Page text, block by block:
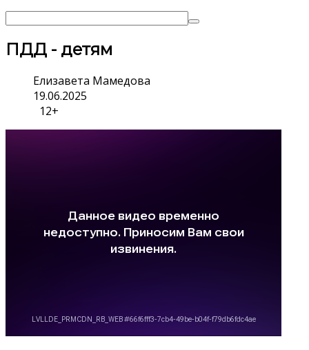
ПДД - детям
Елизавета Мамедова
19.06.2025
12+